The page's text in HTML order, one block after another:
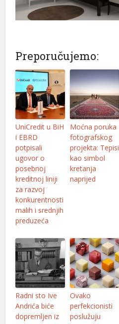
Preporučujemo:
UniCredit u BiH
i EBRD
potpisali
ugovor o
posebnoj
kreditnoj liniji
za razvoj
konkurentnosti
malih i srednjih
preduzeća
Moćna poruka
fotografskog
projekta: Tepisi
kao simbol
kretanja
naprijed
Radni sto Ive
Andrića biće
dopremljen iz
Ovako
perfekcionisti
poslužuju